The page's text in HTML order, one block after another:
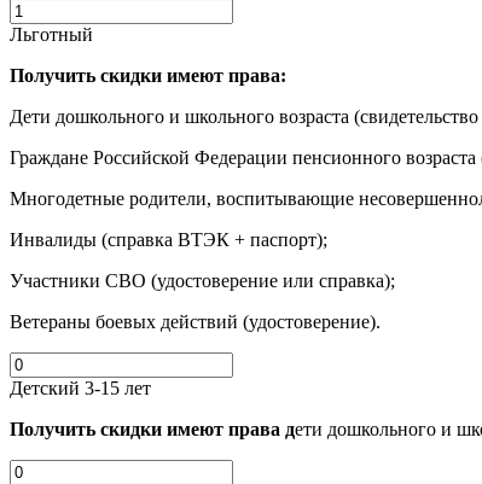
Льготный
Получить скидки имеют права:
Дети дошкольного и школьного возраста
Граждане Российской Федерации пенсионного
Многодетные родители, воспитывающие
Инвалиды (справка ВТЭК + паспорт);
Участники СВО (удостоверение или справка);
Ветераны боевых действий (удостоверение).
Детский 3-15 лет
Получить скидки имеют права дети дошкольного и